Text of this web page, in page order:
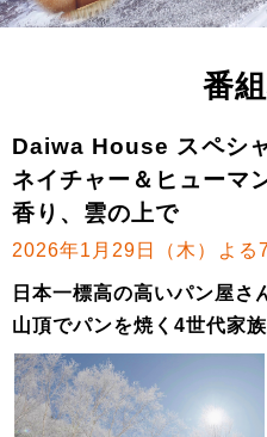
番
Daiwa House スペシ
ネイチャー＆ヒュー
香り、雲の上で
2026年1月29日（木）よる
日本一標高の高いパン屋さ
山頂でパンを焼く4世代家